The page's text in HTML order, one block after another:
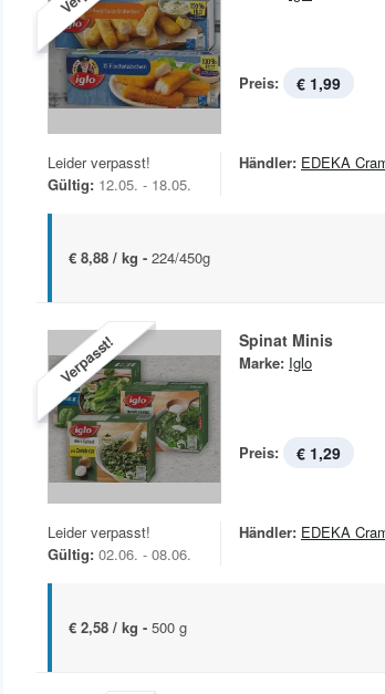
Preis: € 1,99
Leider verpasst!
Gültig: 12.05. - 18.05.
Händler: EDEKA
€ 8,88 / kg - 224/450g
Verpasst! Spinat Minis
Marke: Iglo
Preis: € 1,29
Leider verpasst!
Gültig: 02.06. - 08.06.
Händler: EDEKA
€ 2,58 / kg - 500 g